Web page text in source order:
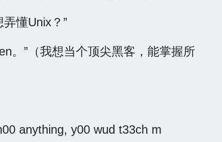
懂Unix？”
。”（我想当个顶尖黑客，能掌握所
anything, y00 wud t33ch m